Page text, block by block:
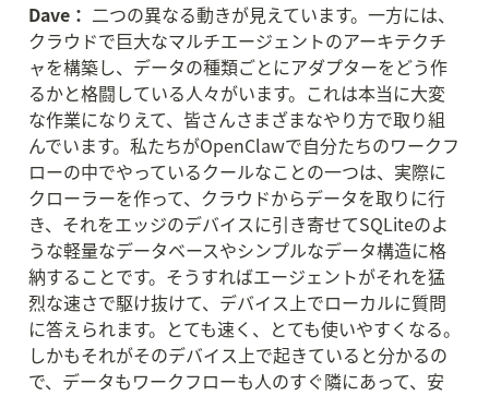
Dave： 二つの異なる動きが見えています。一方には、
クラウドで巨大なマルチエージェントのアーキテクチ
ャを構築し、データの種類ごとにアダプターをどう作
るかと格闘している人々がいます。これは本当に大変
な作業になりえて、皆さんさまざまなやり方で取り組
んでいます。私たちがOpenClawで自分たちのワークフ
ローの中でやっているクールなことの一つは、実際に
クローラーを作って、クラウドからデータを取りに行
き、それをエッジのデバイスに引き寄せてSQLiteのよ
うな軽量なデータベースやシンプルなデータ構造に格
納することです。そうすればエージェントがそれを猛
烈な速さで駆け抜けて、デバイス上でローカルに質問
に答えられます。とても速く、とても使いやすくなる。
しかもそれがそのデバイス上で起きていると分かるの
で、データもワークフローも人のすぐ隣にあって、安